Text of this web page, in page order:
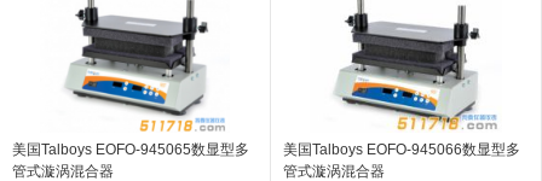
美国Talboys EOFO-945065数显型多
管式漩涡混合器
美国Talboys EOFO-945066数显型多
管式漩涡混合器